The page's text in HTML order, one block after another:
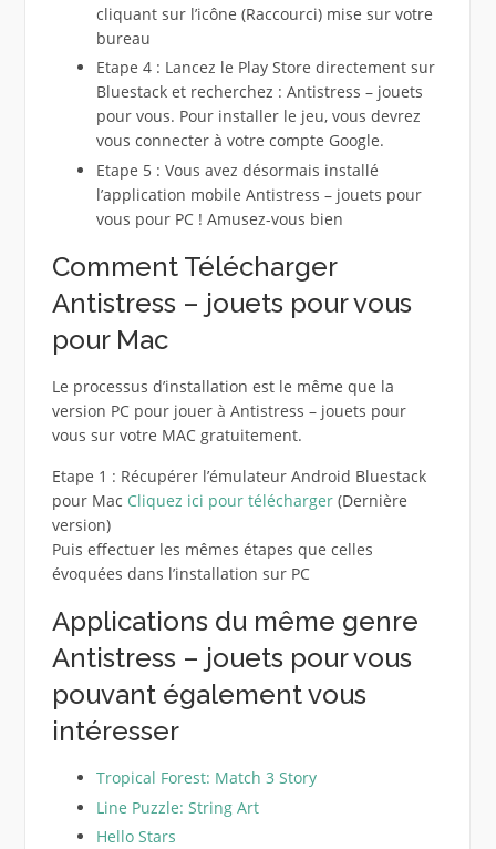
cliquant sur l’icône (Raccourci) mise sur votre
bureau
Etape 4 : Lancez le Play Store directement sur
Bluestack et recherchez : Antistress – jouets
pour vous. Pour installer le jeu, vous devrez
vous connecter à votre compte Google.
Etape 5 : Vous avez désormais installé
l’application mobile Antistress – jouets pour
vous pour PC ! Amusez-vous bien
Comment Télécharger
Antistress – jouets pour vous
pour Mac
Le processus d’installation est le même que la
version PC pour jouer à Antistress – jouets pour
vous sur votre MAC gratuitement.
Etape 1 : Récupérer l’émulateur Android Bluestack
pour Mac Cliquez ici pour télécharger(Dernière
version)
Puis effectuer les mêmes étapes que celles
évoquées dans l’installation sur PC
Applications du même genre
Antistress – jouets pour vous
pouvant également vous
intéresser
Tropical Forest: Match 3 Story
Line Puzzle: String Art
Hello Stars